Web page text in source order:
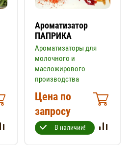
Ароматизатор
ПАПРИКА
Ароматизаторы для
молочного и
масложирового
производства
Цена по
запросу
В наличии!